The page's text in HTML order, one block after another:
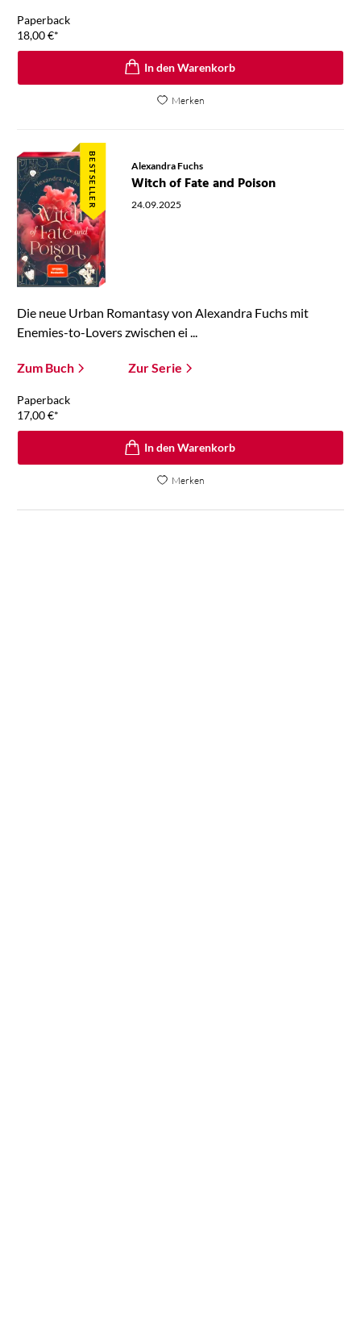
Paperback
18,00€*
In den Warenkorb
Merken
BESTSELLER Alexandra Fuchs
Witch of Fate and Poison
24.09.2025
Die neue Urban Romantasy von Alexandra Fuchs mit
Enemies-to-Lovers zwischen ei ...
Zum Buch Zur Serie
Paperback
17,00€*
In den Warenkorb
Merken